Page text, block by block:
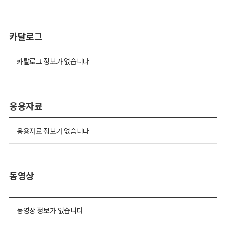
카달로그
카탈로그 정보가 없습니다
응용자료
응용자료 정보가 없습니다
동영상
동영상 정보가 없습니다